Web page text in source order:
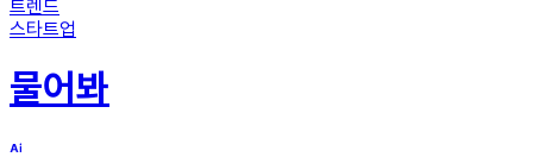
트렌드
스타트업
물어봐